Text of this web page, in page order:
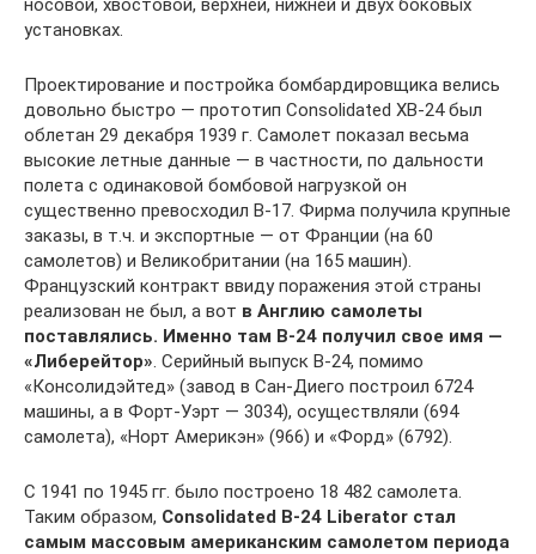
носовой, хвостовой, верхней, нижней и двух боковых
установках.
Проектирование и постройка бомбардировщика велись
довольно быстро — прототип Consolidated ХВ-24 был
облетан 29 декабря 1939 г. Самолет показал весьма
высокие летные данные — в частности, по дальности
полета с одинаковой бомбовой нагрузкой он
существенно превосходил В-17. Фирма получила крупные
заказы, в т.ч. и экспортные — от Франции (на 60
самолетов) и Великобритании (на 165 машин).
Французский контракт ввиду поражения этой страны
реализован не был, а вот в Англию самолеты
поставлялись. Именно там В-24 получил свое имя —
«Либерейтор». Серийный выпуск В-24, помимо
«Консолидэйтед» (завод в Сан-Диего построил 6724
машины, а в Форт-Уэрт — 3034), осуществляли (694
самолета), «Норт Америкэн» (966) и «Форд» (6792).
С 1941 по 1945 гг. было построено 18 482 самолета.
Таким образом, Consolidated В-24 Liberator стал
самым массовым американским самолетом периода